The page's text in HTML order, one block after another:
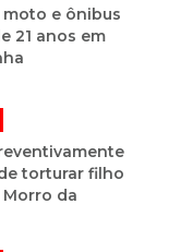
e ônibus
21 anos em
torturar filho
Morro da